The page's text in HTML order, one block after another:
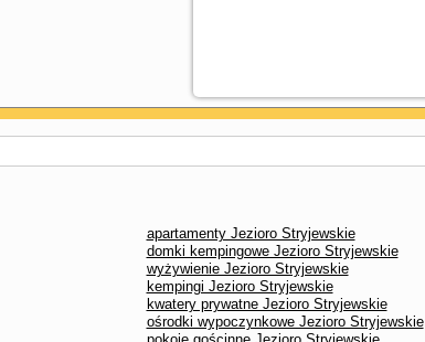
apartamenty Jezioro Stryjewskie
domki kempingowe Jezioro Stryjewskie
wyżywienie Jezioro Stryjewskie
kempingi Jezioro Stryjewskie
kwatery prywatne Jezioro Stryjewskie
ośrodki wypoczynkowe Jezioro Stryjewskie